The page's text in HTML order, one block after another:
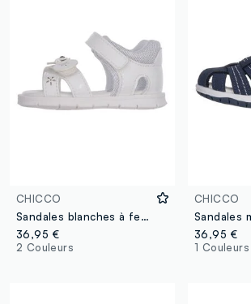
CHICCO
Sandales blanches à fermeture velcro pour fille
36,95 €
2 Couleurs
CHICCO
36,95 €
1 Couleurs